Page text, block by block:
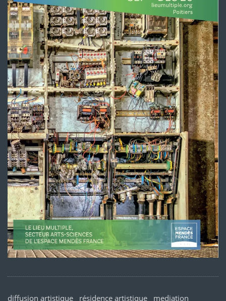
diffusion artistique résidence artistique mediation